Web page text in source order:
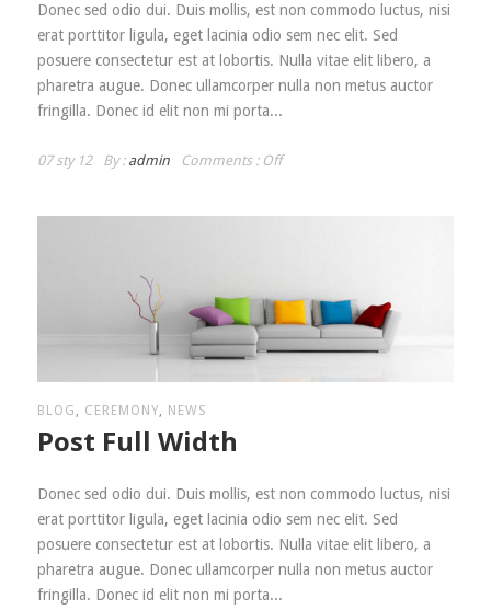
Donec sed odio dui. Duis mollis, est non commodo luctus, nisi
erat porttitor ligula, eget lacinia odio sem nec elit. Sed
posuere consectetur est at lobortis. Nulla vitae elit libero, a
pharetra augue. Donec ullamcorper nulla non metus auctor
fringilla. Donec id elit non mi porta...
07 sty 12 By : admin Comments : Off
BLOG , CEREMONY, NEWS
Post Full Width
Donec sed odio dui. Duis mollis, est non commodo luctus, nisi
erat porttitor ligula, eget lacinia odio sem nec elit. Sed
posuere consectetur est at lobortis. Nulla vitae elit libero, a
pharetra augue. Donec ullamcorper nulla non metus auctor
fringilla. Donec id elit non mi porta...